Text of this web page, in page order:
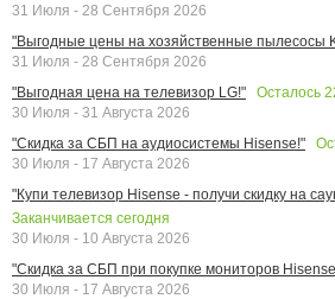
31 Июля - 28 Сентября 2026
"Выгодные цены на хозяйственные пылесосы
31 Июля - 28 Сентября 2026
"Выгодная цена на телевизор LG!"
Осталось
30 Июля - 31 Августа 2026
"Скидка за СБП на аудиосистемы Hisense!"
30 Июля - 17 Августа 2026
"Купи телевизор Hisense - получи скидку на
Заканчивается сегодня
30 Июля - 10 Августа 2026
"Скидка за СБП при покупке мониторов
30 Июля - 17 Августа 2026